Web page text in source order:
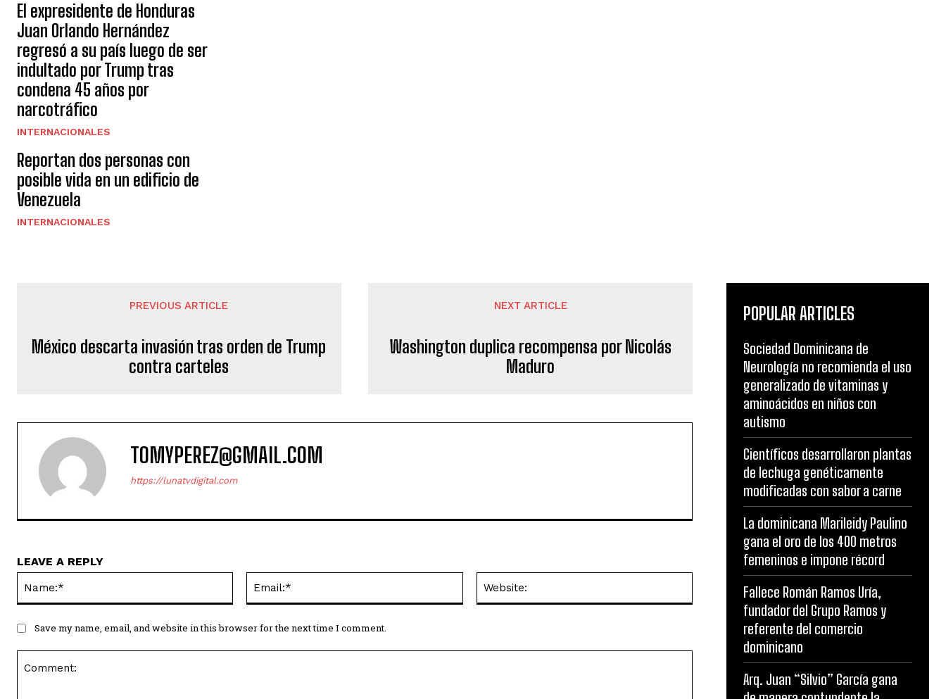
El expresidente de Honduras
Juan Orlando Hernández
regresó a su país luego de ser
indultado por Trump tras
condena 45 años por
narcotráfico
INTERNACIONALES
Reportan dos personas con
posible vida en un edificio de
Venezuela
INTERNACIONALES
PREVIOUS ARTICLE
México descarta invasión tras orden de Trump
contra carteles
NEXT ARTICLE
Washington duplica recompensa por Nicolás
Maduro
TOMYPEREZ@GMAIL.COM
https://lunatvdigital.com
LEAVE A REPLY
Save my name, email, and website in this browser for the next time I comment.
POPULAR ARTICLES
Sociedad Dominicana de
Neurología no recomienda el uso
generalizado de vitaminas y
aminoácidos en niños con
autismo
Científicos desarrollaron plantas
de lechuga genéticamente
modificadas con sabor a carne
La dominicana Marileidy Paulino
gana el oro de los 400 metros
femeninos e impone récord
Fallece Román Ramos Uría,
fundador del Grupo Ramos y
referente del comercio
dominicano
Arq. Juan “Silvio” García gana